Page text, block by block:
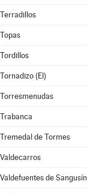
Terradillos
Topas
Tordillos
Tornadizo (El)
Torresmenudas
Trabanca
Tremedal de Tormes
Valdecarros
Valdefuentes de Sangusín